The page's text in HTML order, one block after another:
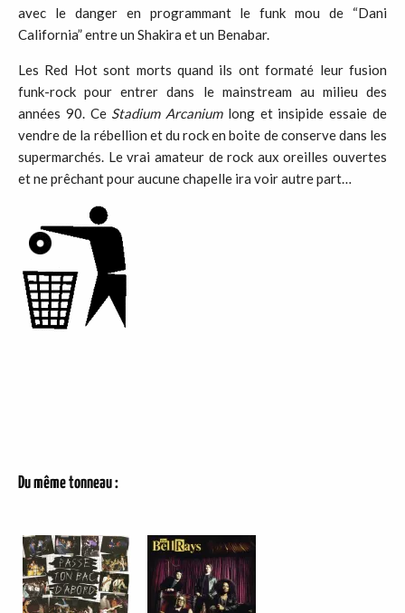
avec le danger en programmant le funk mou de “Dani
California” entre un Shakira et un Benabar.
Les Red Hot sont morts quand ils ont formaté leur fusion
funk-rock pour entrer dans le mainstream au milieu des
années 90. Ce Stadium Arcaniumlong et insipide essaie de
vendre de la rébellion et du rock en boite de conserve dans les
supermarchés. Le vrai amateur de rock aux oreilles ouvertes
et ne prêchant pour aucune chapelle ira voir autre part…
Du même tonneau :